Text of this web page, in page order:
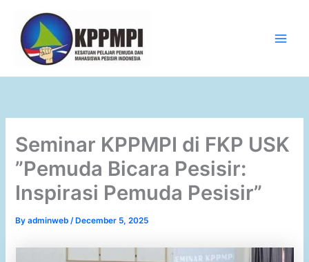
content
Seminar KPPMPI di FKP USK
”Pemuda Bicara Pesisir:
Inspirasi Pemuda Pesisir”
Byadminweb/ December 5, 2025